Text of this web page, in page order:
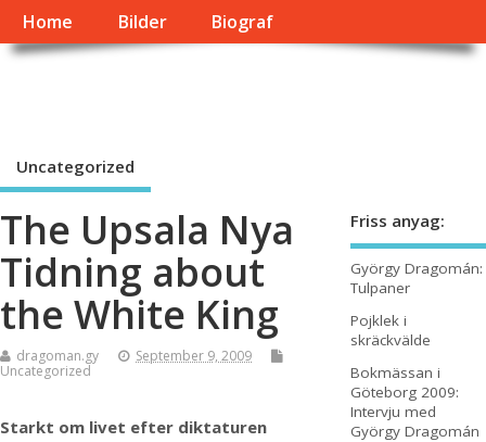
Home Bilder Biograf
Uncategorized
The Upsala Nya
Tidning about
the White King
dragoman.gy
September 9, 2009
Uncategorized
Starkt om livet efter diktaturen
Friss anyag:
György Dragomán:
Tulpaner
Pojklek i
skräckvälde
Bokmässan i
Göteborg 2009:
Intervju med
György Dragomán